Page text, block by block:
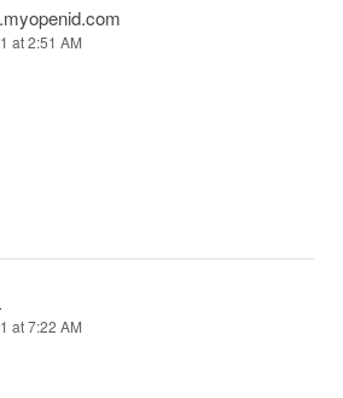
at 2:51 AM
at 7:22 AM